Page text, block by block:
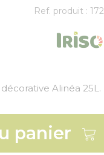
Ref. produit : 172
Alinéa 25L.
panier